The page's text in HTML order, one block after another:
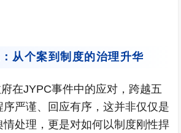
从个案到制度的治理升华
在JYPC事件中的应对，跨越五
严谨、回应有序，这并非仅仅是
处理，更是对如何以制度刚性捍